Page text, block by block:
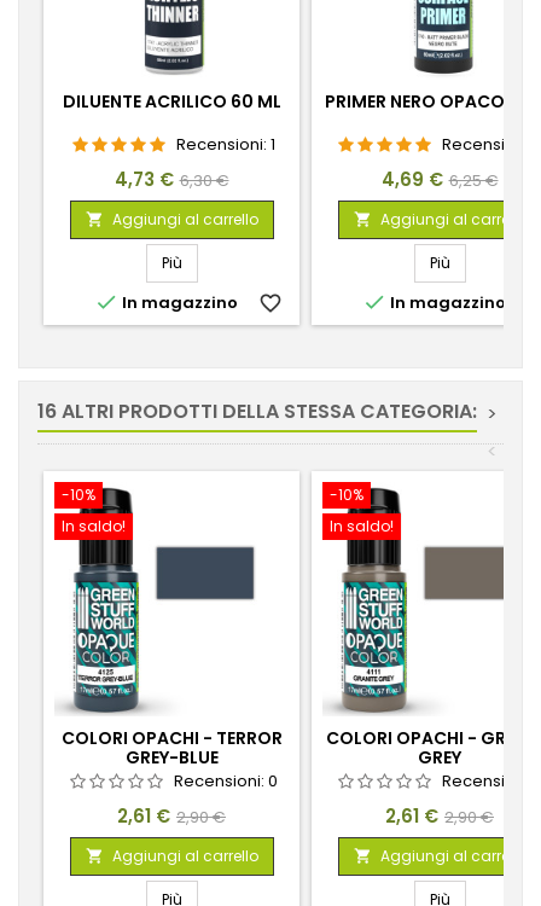
DILUENTE ACRILICO 60 ML
Recensioni: 1
Prezzo
4,73 € Prezzo
base
6,30 €
 Aggiungi al carrello
Più
 In magazzino favorite_border
PRIMER NERO OPACO
Recensioni:
Prezzo
4,69 € Prezzo
base
6,25 €
 Aggiungi al carrello
Più
 In magazzino
16 ALTRI PRODOTTI DELLA STESSA CATEGORIA: >
<
-10%
In saldo!
COLORI OPACHI - TERROR
GREY-BLUE
Recensioni: 0
Prezzo
2,61 € Prezzo
base
2,90 €
 Aggiungi al carrello
Più
-10%
In saldo!
COLORI OPACHI -
GREY
Recensioni:
Prezzo
2,61 € Prezzo
base
2,90 €
 Aggiungi al carrello
Più